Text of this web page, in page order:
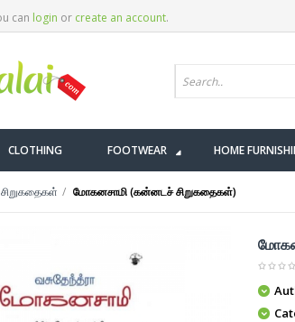
can login or create an account.
CLOTHING FOOTWEAR HOME
சிறுகதைகள் மோகனசாமி (கன்னடச் சிறுகதைகள்)